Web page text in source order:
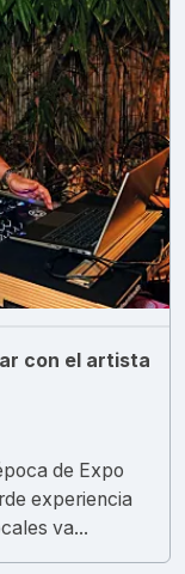
con el artista
de Expo
experiencia
va...